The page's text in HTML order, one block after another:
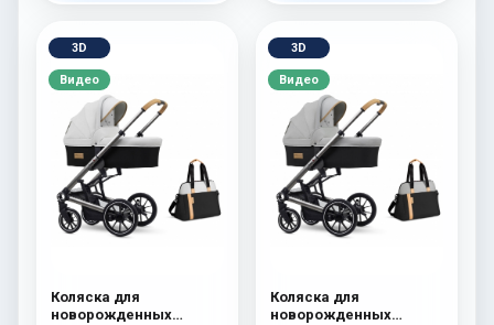
3D
Видео
Коляска для
новорожденных
3D
Видео
Коляска для
новорожденных